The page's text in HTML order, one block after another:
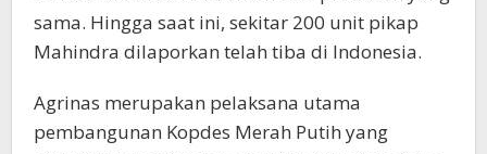
sama. Hingga saat ini, sekitar 200 unit pikap
Mahindra dilaporkan telah tiba di Indonesia.
Agrinas merupakan pelaksana utama
pembangunan Kopdes Merah Putih yang